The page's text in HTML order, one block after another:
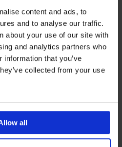
content and ads, to
and to analyse our traffic.
about your use of our site with
and analytics partners who
that you’ve
collected from your use
all